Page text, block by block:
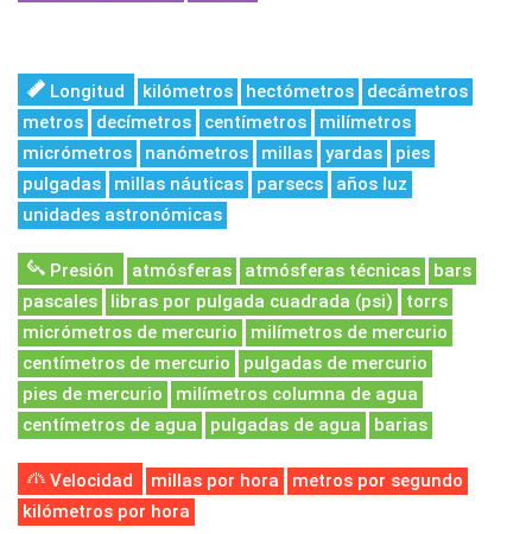
Longitud kilómetros hectómetros
decámetros
metros
decímetros centímetros
milímetros
micrómetros
nanómetros millas yardas
pies
pulgadas
millas náuticas parsecs
años luz
unidades astronómicas
Presión atmósferas atmósferas técnicas
bars
pascales
libras por pulgada cuadrada (psi)
torrs
micrómetros de mercurio
milímetros de mercurio
centímetros de mercurio
pulgadas de mercurio
pies de mercurio
milímetros columna de agua
centímetros de agua
pulgadas de agua barias
Velocidad millas por hora
metros por segundo
kilómetros por hora